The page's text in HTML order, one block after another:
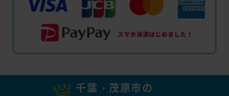
千葉・茂原市の